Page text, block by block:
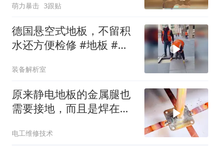
萌力暴击 3跟贴
德国悬空式地板，不留积
水还方便检修 #地板 #建
装备解析室
原来静电地板的金属腿也
需要接地，而且是焊在地
电工维修技术